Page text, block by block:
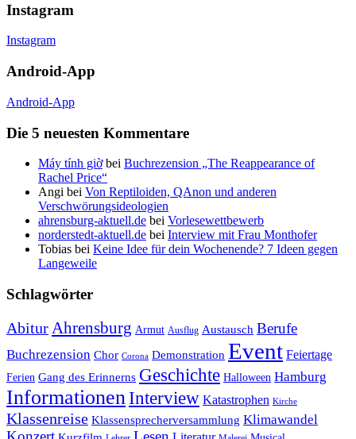
Instagram
Instagram
Android-App
Android-App
Die 5 neuesten Kommentare
Máy tính giờbei Buchrezension „The Reappearance of
Rachel Price“
Angi bei Von Reptiloiden, QAnon und anderen
Verschwörungsideologien
ahrensburg-aktuell.de bei Vorlesewettbewerb
norderstedt-aktuell.de bei Interview mit Frau Monthofer
Tobias bei Keine Idee für dein Wochenende? 7 Ideen gegen
Langeweile
Schlagwörter
Abitur Ahrensburg Armut Ausflug Austausch Berufe
Buchrezension Chor Corona Demonstration Event Feiertage
Ferien Gang des Erinnerns Geschichte Halloween Hamburg
Informationen Interview Katastrophen Kirche
Klassenreise Klassensprecherversammlung Klimawandel